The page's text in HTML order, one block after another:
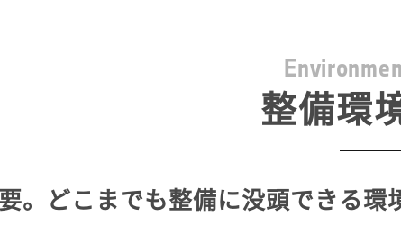
Environme
整備環
。どこまでも整備に没頭できる環